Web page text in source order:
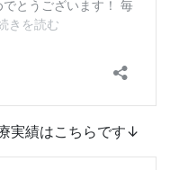
実績はこちらです↓